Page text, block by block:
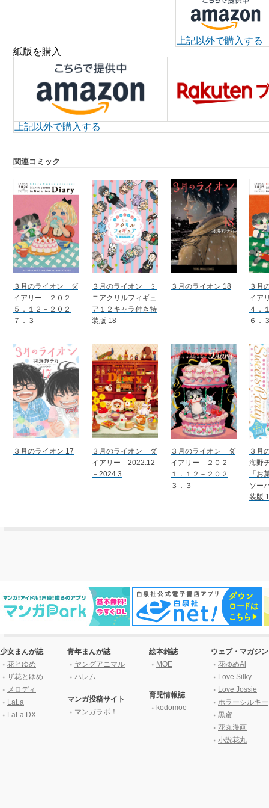
上記以外で購入する
紙版を購入
上記以外で購入する
関連コミック
３月のライオン ダ
イアリー ２０２
５．１２－２０２
７．３
３月のライオン ミ
ニアクリルフィギュ
ア１２キャラ付き特
装版 18
３月のライオン 18
３月
イア
４．
６．
３月のライオン 17
３月のライオン ダ
イアリー 2022.12
－2024.3
３月のライオン ダ
イアリー ２０２
１．１２－２０２
３．３
３月
海野
「お
ソー
装版
少女まんが誌
花とゆめ
ザ花とゆめ
メロディ
LaLa
LaLa DX
青年まんが誌
ヤングアニマル
ハレム
マンガ投稿サイト
マンガラボ！
絵本雑誌
MOE
育児情報誌
kodomoe
ウェブ・マガジン
花ゆめAi
Love Silky
Love Jossie
ホラーシルキー
黒蜜
花丸漫画
小説花丸